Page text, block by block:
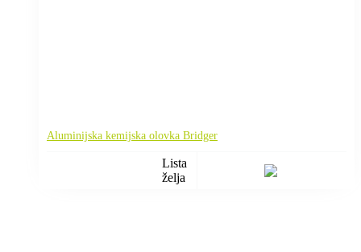
Aluminijska kemijska olovka Bridger
Lista
želja